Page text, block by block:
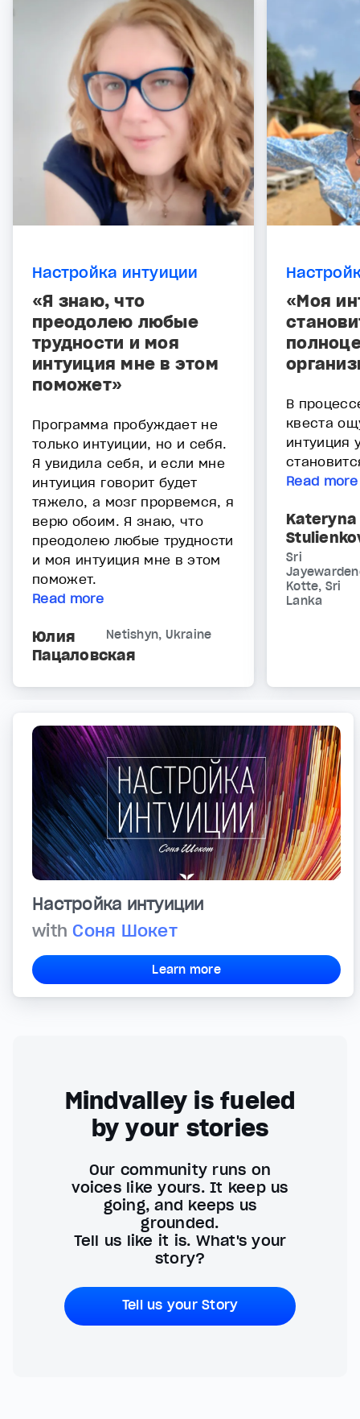
Настройка интуиции
«Я знаю, что
преодолею любые
трудности и моя
интуиция мне в этом
поможет»
Программа пробуждает не
только интуиции, но и себя.
Я увидила себя, и если мне
интуиция говорит будет
тяжело, а мозг прорвемся, я
верю обоим. Я знаю, что
преодолею любые трудности
и моя интуиция мне в этом
поможет.
Read more
Юлия
Пацаловская
Netishyn, Ukraine
«Моя
В
квеста
интуиция
Read more
Kateryna
Sri
Kotte, Sri
Lanka
Настройка интуиции
with Соня Шокет
Learn more
Mindvalley is fueled
by your stories
Our community runs on
voices like yours. It keep us
going, and keeps us
grounded.
Tell us like it is. What's your
story?
Tell us your Story